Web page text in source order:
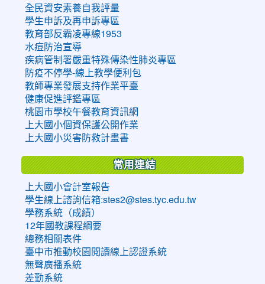
全民資安素養自我評量
學生申訴及再申訴專區
教育部反霸凌專線1953
水痘防治宣導
疾病管制署嚴重特殊傳染性肺炎專區
防疫不停學-線上教學便利包
教師專業發展支持作業平臺
健康促進評鑑專區
桃園市學校午餐教育資訊網
上大國小個資保護公開作業
上大國小災害防救計畫書
常用連結
上大國小會計室報告
學生線上諮詢信箱:stes2@stes.tyc.edu.tw
學務系統（成績）
12年國教課程綱要
總務相關表件
臺中市推動校園閱讀線上認證系統
無聲廣播系統
差勤系統